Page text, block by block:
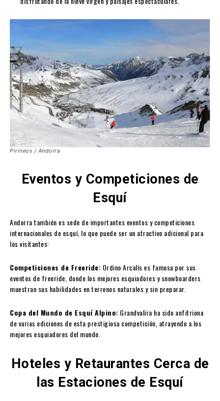
Pirineos / Andorra
Eventos y Competiciones de
Esquí
Andorra también es sede de importantes eventos y competiciones
internacionales de esquí, lo que puede ser un atractivo adicional para
los visitantes:
Competiciones de Freeride: Ordino Arcalís es famosa por sus
eventos de freeride, donde los mejores esquiadores y snowboarders
muestran sus habilidades en terrenos naturales y sin preparar.
Copa del Mundo de Esquí Alpino: Grandvalira ha sido anfitriona
de varias ediciones de esta prestigiosa competición, atrayendo a los
mejores esquiadores del mundo.
Hoteles y Retaurantes Cerca de
las Estaciones de Esquí